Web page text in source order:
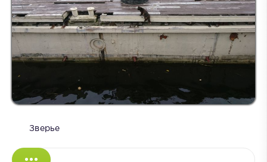
Зверье